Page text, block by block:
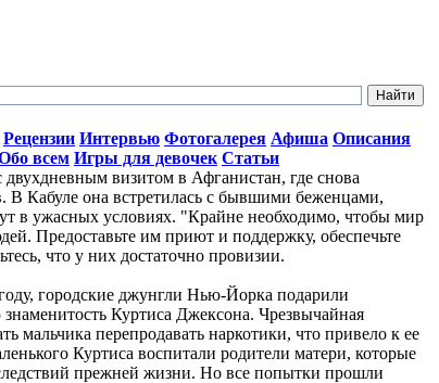
Рецензии Интервью Фотогалерея Афиша Описания
всем Игры для девочек Статьи
визитом в Афганистан, где снова
В Кабуле она встретилась с бывшими беженцами,
в ужасных условиях. "Крайне необходимо, чтобы мир
Предоставьте им приют и поддержку, обеспечьте
что у них достаточно провизии.
городские джунгли Нью-Йорка подарили
Куртиса Джексона. Чрезвычайная
мальчика перепродавать наркотики, что привело к ее
Куртиса воспитали родители матери, которые
прежней жизни. Но все попытки прошли